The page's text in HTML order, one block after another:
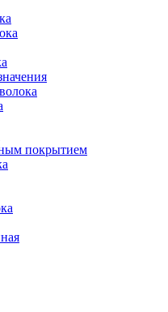
покрытием